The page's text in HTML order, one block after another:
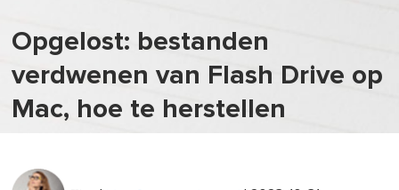
Opgelost: bestanden
verdwenen van Flash Drive op
Mac, hoe te herstellen